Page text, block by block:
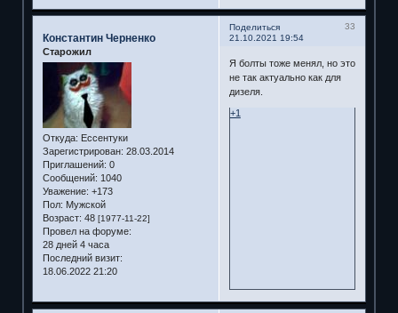
Поделиться
33
21.10.2021 19:54
Константин Черненко
Старожил
Откуда: Ессентуки
Зарегистрирован: 28.03.2014
Приглашений: 0
Сообщений: 1040
Уважение: +173
Пол: Мужской
Возраст: 48 [1977-11-22]
Провел на форуме:
28 дней 4 часа
Последний визит:
18.06.2022 21:20
Я болты тоже менял, но это
не так актуально как для
дизеля.
+1